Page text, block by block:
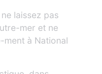
laissez pas
mer et ne
ment à National